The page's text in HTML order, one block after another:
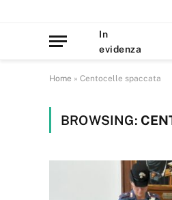
In
evidenza
Home » Centocelle spaccata
BROWSING: